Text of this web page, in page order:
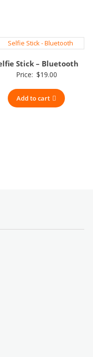
Stick – Bluetooth
Price: $19.00
Add to cart